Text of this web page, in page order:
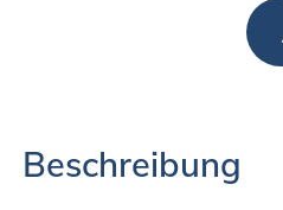
Beschreibung